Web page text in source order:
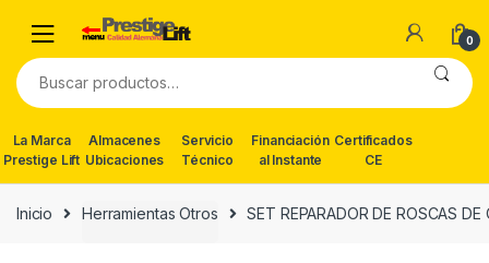
navigation
content
0
Buscar
por:
La Marca
Prestige Lift
Almacenes
Ubicaciones
Servicio
Técnico
Financiación
al Instante
Certificados
CE
Inicio Herramientas Otros SET REPARADOR DE ROSCAS DE